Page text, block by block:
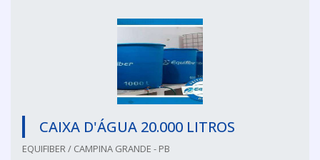
CAIXA D'ÁGUA 20.000 LITROS
EQUIFIBER / CAMPINA GRANDE - PB